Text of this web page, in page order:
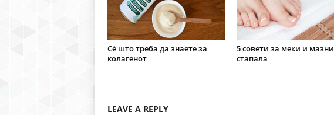
Сè што треба да знаете за
колагенот
5 совети за меки и мазни
стапала
LEAVE A REPLY